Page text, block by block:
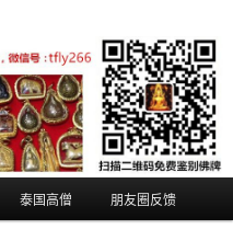
泰国高僧 朋友圈反馈